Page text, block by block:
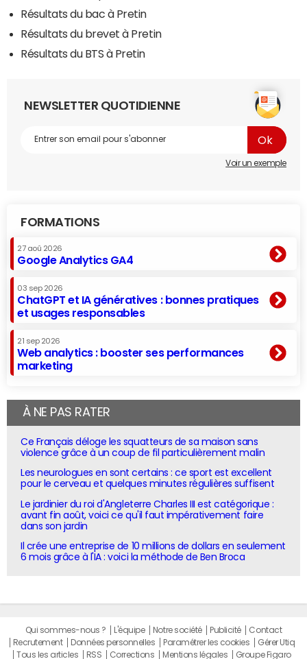
Résultats du bac à Pretin
Résultats du brevet à Pretin
Résultats du BTS à Pretin
NEWSLETTER QUOTIDIENNE
Voir un exemple
FORMATIONS
27 aoû 2026
Google Analytics GA4
03 sep 2026
ChatGPT et IA génératives : bonnes pratiques
et usages responsables
21 sep 2026
Web analytics : booster ses performances
marketing
À NE PAS RATER
Ce Français déloge les squatteurs de sa maison sans
violence grâce à un coup de fil particulièrement malin
Les neurologues en sont certains : ce sport est excellent
pour le cerveau et quelques minutes régulières suffisent
Le jardinier du roi d'Angleterre Charles III est catégorique :
avant fin août, voici ce qu'il faut impérativement faire
dans son jardin
Il crée une entreprise de 10 millions de dollars en seulement
6 mois grâce à l'IA : voici la méthode de Ben Broca
Qui sommes-nous ? L'équipe Notre société Publicité
Contact
Recrutement
Données personnelles Paramétrer les cookies
Gérer Utiq
Tous les articles
RSS Corrections Mentions légales Groupe Figaro